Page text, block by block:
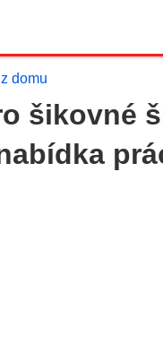
domu
šikovné